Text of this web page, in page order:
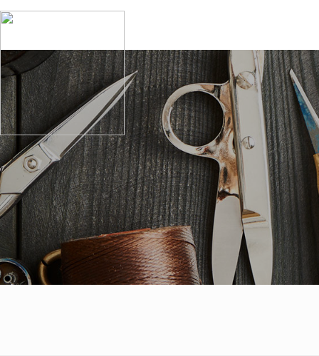
회사소개
투엘소개
인사말
CI소개
지점안내
MEDIA
오시는 길
공지사항
이용후기
이용안내
수선절차안내
수선품목
자주묻는 질문
투엘세탁
협력
지
주요